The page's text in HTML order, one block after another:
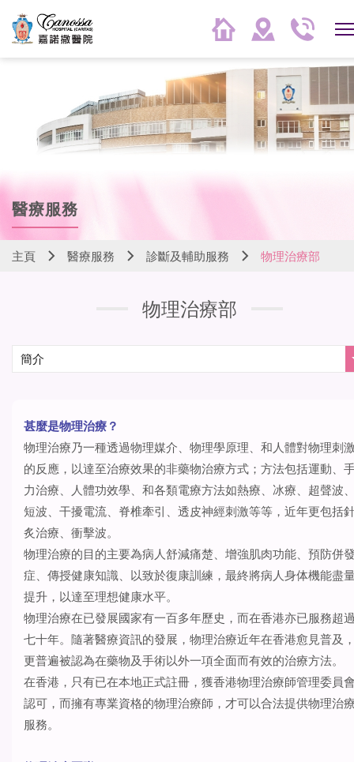
醫療服務
主頁 醫療服務 診斷及輔助服務 物理治療部
物理治療部
甚麼是物理治療？
物理治療乃一種透過物理媒介、物理學原理、和人體對物理刺
的反應，以達至治療效果的非藥物治療方式；方法包括運動、
力治療、人體功效學、和各類電療方法如熱療、冰療、超聲波
短波、干擾電流、脊椎牽引、透皮神經刺激等等，近年更包括
炙治療、衝擊波。
物理治療的目的主要為病人舒減痛楚、增強肌肉功能、預防併
症、傳授健康知識、以致於復康訓練，最終將病人身体機能盡
提升，以達至理想健康水平。
物理治療在已發展國家有一百多年歷史，而在香港亦已服務超
七十年。隨著醫療資訊的發展，物理治療近年在香港愈見普及
更普遍被認為在藥物及手術以外一項全面而有效的治療方法。
在香港，只有已在本地正式註冊，獲香港物理治療師管理委員
認可，而擁有專業資格的物理治療師，才可以合法提供物理治
服務。